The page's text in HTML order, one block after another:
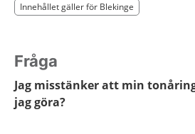
Innehållet gäller för Blekinge
Innehållet gäller för Blekinge
Fråga
Jag misstänker att min
jag göra?